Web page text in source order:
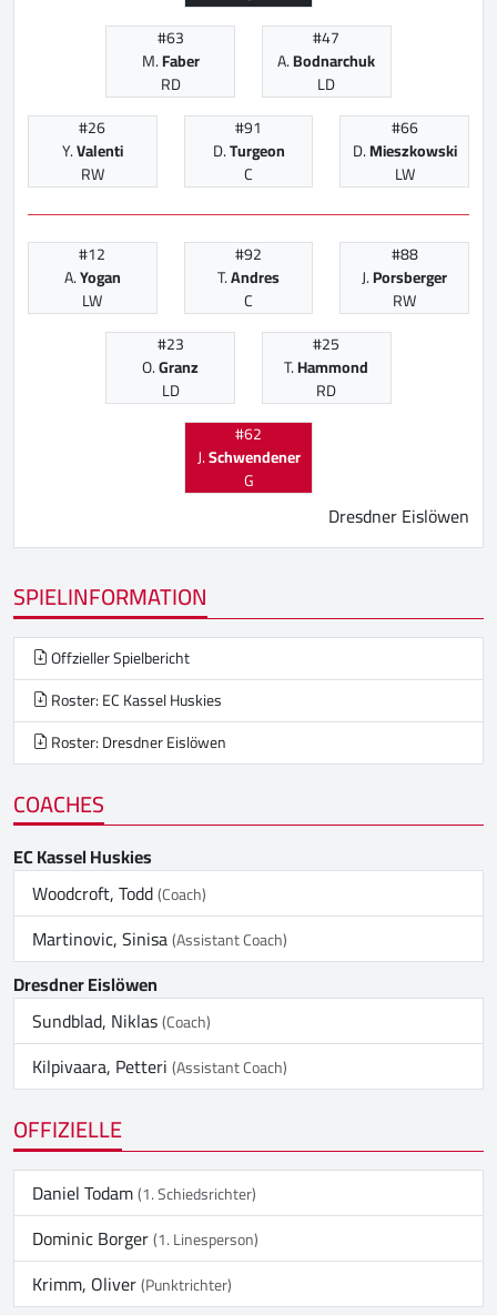
#63
M.Faber
RD
#47
A.Bodnarchuk
LD
#26
Y.Valenti
RW
#91
D.Turgeon
C
#66
D.Mieszkowski
LW
#12
A.Yogan
LW
#92
T.Andres
C
#88
J.Porsberger
RW
#23
O.Granz
LD
#25
T.Hammond
RD
#62
J.Schwendener
G
Dresdner Eislöwen
SPIELINFORMATION
Offzieller Spielbericht
Roster: EC Kassel Huskies
Roster: Dresdner Eislöwen
COACHES
EC Kassel Huskies
Woodcroft, Todd(Coach)
Martinovic, Sinisa(Assistant Coach)
Dresdner Eislöwen
Sundblad, Niklas(Coach)
Kilpivaara, Petteri(Assistant Coach)
OFFIZIELLE
Daniel Todam(1. Schiedsrichter)
Dominic Borger(1. Linesperson)
Krimm, Oliver(Punktrichter)